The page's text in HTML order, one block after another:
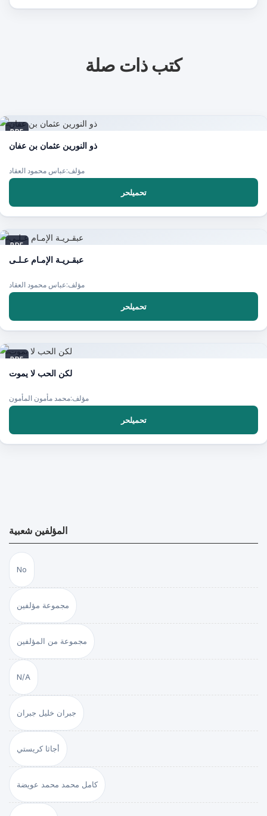
كتب ذات صلة
PDF
ذو النورين عثمان بن عفان
مؤلف:عباس محمود العقاد
تحميلحر
PDF
عبقـريـة الإمـام عـلـى
مؤلف:عباس محمود العقاد
تحميلحر
PDF
لكن الحب لا يموت
مؤلف:محمد مأمون المأمون
تحميلحر
المؤلفين شعبية
No
مجموعة مؤلفين
مجموعة من المؤلفين
N/A
جبران خليل جبران
أجاثا كريستي
كامل محمد محمد عويضة